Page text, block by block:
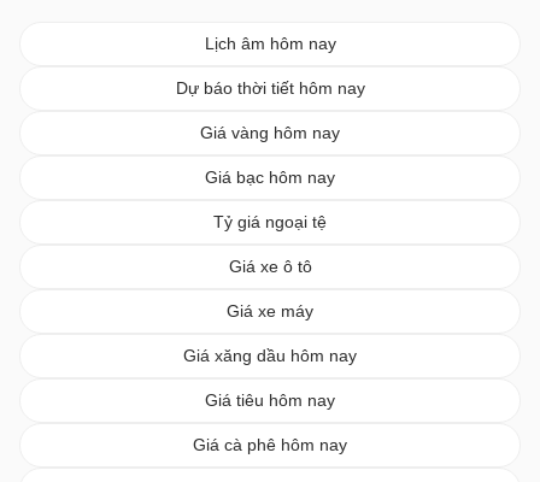
Lịch âm hôm nay
Dự báo thời tiết hôm nay
Giá vàng hôm nay
Giá bạc hôm nay
Tỷ giá ngoại tệ
Giá xe ô tô
Giá xe máy
Giá xăng dầu hôm nay
Giá tiêu hôm nay
Giá cà phê hôm nay